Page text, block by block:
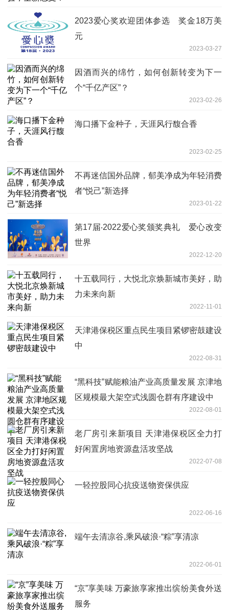
2023爱心奖欢迎团体参选 奖金18万美
元
2023-03-27
因酒而兴的绵竹，如何创新转变为下一
个“千亿产区”？
2023-02-26
海口播下金种子，天涯风行馥合香
2023-02-25
不再迷信国外品牌，郁美净成为年轻消费
者“悦己”新选择
2023-01-22
第17届‧2022爱心奖颁奖典礼 爱心改变
世界
2022-12-20
十五载同行，大悦北京焕新城市美好，助
力未来向新
2022-11-01
天津港保税区重点民生项目紧锣密鼓建设
中
2022-08-31
“黑科技”赋能粮油产业高质量发展 京津地
区规模最大架空式浅圆仓群有序建设中
2022-08-01
老厂房引来新项目 天津港保税区全力打
好闲置房地资源盘活攻坚战
2022-07-08
一轻控股同心抗疫送物资保供应
2022-06-16
端午去清凉谷,乘风破浪·“粽”享清凉
2022-06-01
“京”享美味 万豪旅享家推出缤纷美食外送
服务